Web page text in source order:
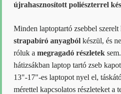
újrahasznosított poliészterrel
Minden laptoptartó zsebbel szerelt
strapabíró anyagból készül, és
róluk a megragadó részletek
hátizsákban laptop tartó zseb
13"-17"-es laptopot nyel el,
mérettel kapcsolatos részleteket a